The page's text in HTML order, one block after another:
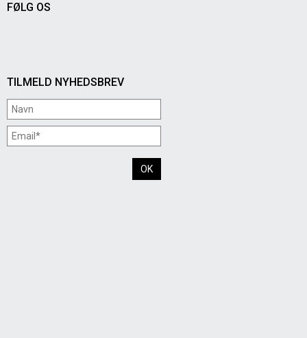
TILMELD NYHEDSBREV
FØLG OS